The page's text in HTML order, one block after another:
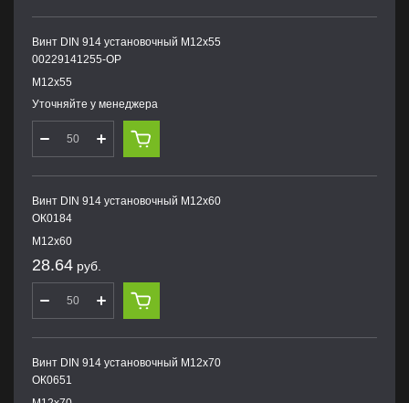
Винт DIN 914 установочный М12х55
00229141255-OP
М12х55
Уточняйте у менеджера
Винт DIN 914 установочный М12х60
ОК0184
М12х60
28.64 руб.
Винт DIN 914 установочный М12х70
ОК0651